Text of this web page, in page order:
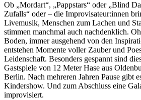
Ob „Mordart“, „Pappstars“ oder „Blind
Zufalls“ oder – die Improvisateur:innen
Livemusik, Menschen zum Lachen und
stimmen manchmal auch nachdenklich.
Boden, immer ausgehend von den
entstehen Momente voller Zauber und
Leidenschaft. Besonders gespannt sind
Gastspiele von 12 Meter Hase aus
Berlin. Nach mehreren Jahren Pause gibt
Kindershow. Und zum Abschluss eine
improvisiert.